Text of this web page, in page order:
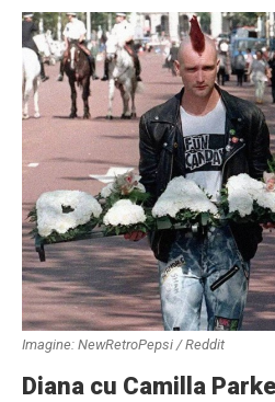
Imagine: NewRetroPepsi / Reddit
Diana cu Camilla